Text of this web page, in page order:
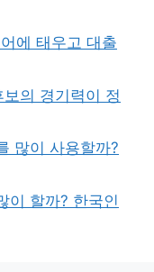
에 태우고 대출
의 경기력이 정
많이 사용할까?
이 할까? 한국인